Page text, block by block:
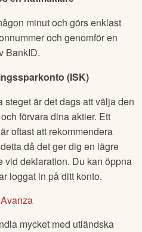
minut och görs enklast
och genomför en
BankID.
(ISK)
steget är det dags att välja den
förvara dina aktier. Ett
oftast att rekommendera
då det ger dig en lägre
vid deklaration. Du kan öppna
loggat in på ditt konto.
mycket med utländska